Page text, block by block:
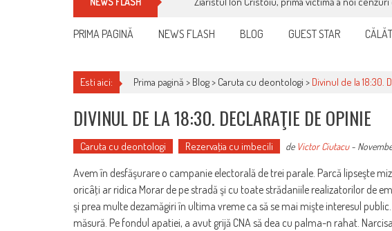
PRIMA PAGINĂ NEWS FLASH BLOG GUEST STAR
Esti aici: Prima pagină > Blog> Caruta cu deontologi > Divinul de la 18:30.
DIVINUL DE LA 18:30. DECLARAŢIE DE OPINIE
Caruta cu deontologi Rezervaţia cu imbecili de Victor Ciutacu-
Avem în desfăşurare o campanie electorală de trei parale. Parcă lipseşte
oricâţi ar ridica Morar de pe stradă şi cu toate strădaniile realizatorilor de
şi prea multe dezamăgiri în ultima vreme ca să se mai mişte interesul
măsură. Pe fondul apatiei, a avut grijă CNA să dea cu palma-n rahat.